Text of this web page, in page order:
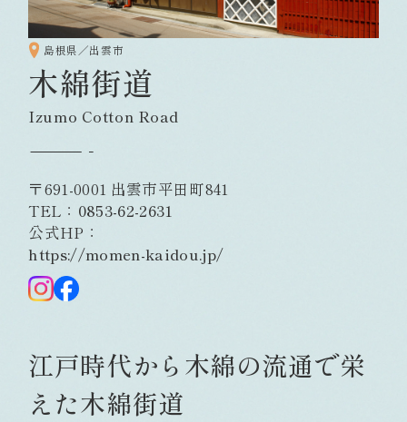
島根県／出雲市
木綿街道
Izumo Cotton Road
〒691-0001 出雲市平田町841
TEL： 0853-62-2631
公式HP：
https://momen-kaidou.jp/
江戸時代から木綿の流通で栄
えた木綿街道